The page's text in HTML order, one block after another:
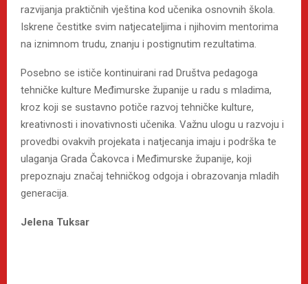
razvijanja praktičnih vještina kod učenika osnovnih škola.
Iskrene čestitke svim natjecateljima i njihovim mentorima
na iznimnom trudu, znanju i postignutim rezultatima.
Posebno se ističe kontinuirani rad Društva pedagoga
tehničke kulture Međimurske županije u radu s mladima,
kroz koji se sustavno potiče razvoj tehničke kulture,
kreativnosti i inovativnosti učenika. Važnu ulogu u razvoju i
provedbi ovakvih projekata i natjecanja imaju i podrška te
ulaganja Grada Čakovca i Međimurske županije, koji
prepoznaju značaj tehničkog odgoja i obrazovanja mladih
generacija.
Jelena Tuksar